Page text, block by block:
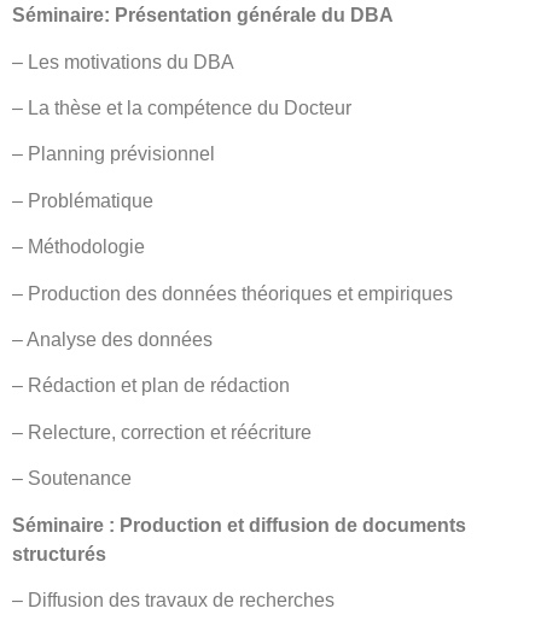
Séminaire: Présentation générale du DBA
– Les motivations du DBA
– La thèse et la compétence du Docteur
– Planning prévisionnel
– Problématique
– Méthodologie
– Production des données théoriques et empiriques
– Analyse des données
– Rédaction et plan de rédaction
– Relecture, correction et réécriture
– Soutenance
Séminaire : Production et diffusion de documents
structurés
– Diffusion des travaux de recherches